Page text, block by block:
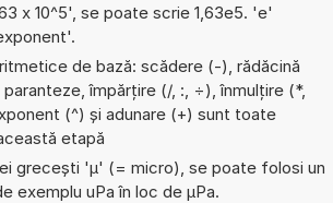
x 10^5', se poate scrie 1,63e5. 'e'
de bază: scădere (-), rădăcină
împărțire (/, :, ÷), înmulțire (*,
(^) și adunare (+) sunt toate
etapă
grecești 'µ' (= micro), se poate folosi un
exemplu uPa în loc de µPa.